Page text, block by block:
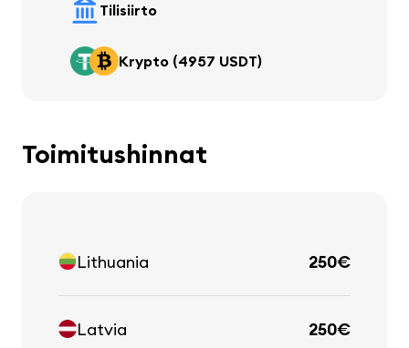
Tilisiirto
Krypto (4957 USDT)
Toimitushinnat
Lithuania 250€
Latvia 250€